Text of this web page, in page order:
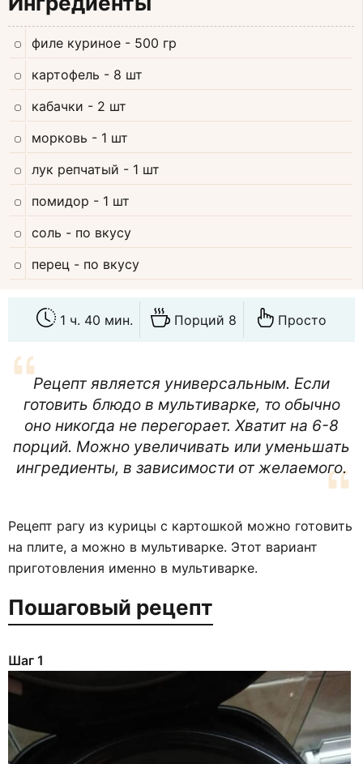
филе куриное - 500 гр
картофель - 8 шт
кабачки - 2 шт
морковь - 1 шт
лук репчатый - 1 шт
помидор - 1 шт
соль - по вкусу
перец - по вкусу
1 ч. 40 мин. Порций 8 Просто
Рецепт является универсальным. Если
готовить блюдо в мультиварке, то обычно
оно никогда не перегорает. Хватит на 6-8
порций. Можно увеличивать или уменьшать
ингредиенты, в зависимости от желаемого.
Рецепт рагу из курицы с картошкой можно готовить
на плите, а можно в мультиварке. Этот вариант
приготовления именно в мультиварке.
Пошаговый рецепт
Шаг 1